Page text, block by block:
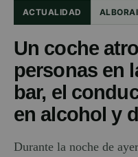
ACTUALIDAD
Un coche
personas en
bar, el
en alcohol y
Durante la noche de